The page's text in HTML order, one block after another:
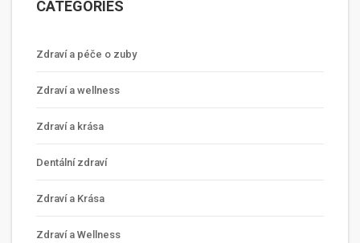
CATEGORIES
Zdraví a péče o zuby
Zdraví a wellness
Zdraví a krása
Dentální zdraví
Zdraví a Krása
Zdraví a Wellness